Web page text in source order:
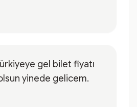
gel bilet fiyatı
yinede gelicem.